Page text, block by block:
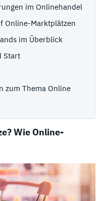
im Onlinehandel
Online-Marktplätzen
im Überblick
Start
zum Thema Online
Wie Online-